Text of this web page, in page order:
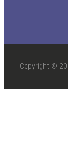
Copyright ©